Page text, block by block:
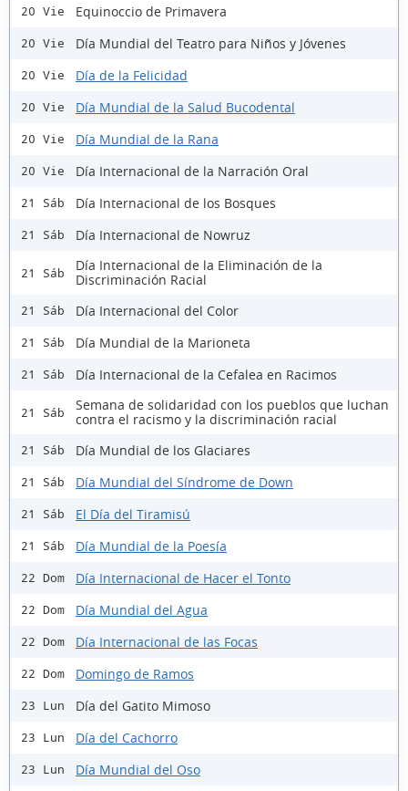
20 Vie Equinoccio de Primavera
20 Vie Día Mundial del Teatro para Niños y Jóvenes
20 Vie Día de la Felicidad
20 Vie Día Mundial de la Salud Bucodental
20 Vie Día Mundial de la Rana
20 Vie Día Internacional de la Narración Oral
21 Sáb Día Internacional de los Bosques
21 Sáb Día Internacional de Nowruz
21 Sáb
Día Internacional de la Eliminación de la
Discriminación Racial
21 Sáb Día Internacional del Color
21 Sáb Día Mundial de la Marioneta
21 Sáb Día Internacional de la Cefalea en Racimos
21 Sáb
Semana de solidaridad con los pueblos que luchan
contra el racismo y la discriminación racial
21 Sáb Día Mundial de los Glaciares
21 Sáb Día Mundial del Síndrome de Down
21 Sáb El Día del Tiramisú
21 Sáb Día Mundial de la Poesía
22 Dom Día Internacional de Hacer el Tonto
22 Dom Día Mundial del Agua
22 Dom Día Internacional de las Focas
22 Dom Domingo de Ramos
23 Lun Día del Gatito Mimoso
23 Lun Día del Cachorro
23 Lun Día Mundial del Oso